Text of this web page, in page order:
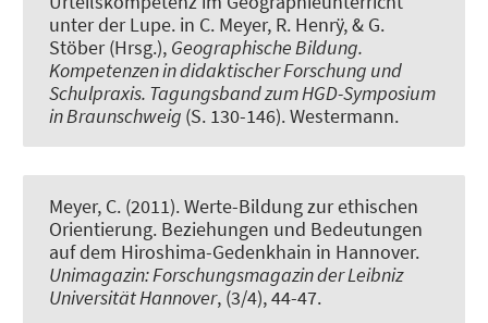
unter der Lupe. in C. Meyer, R. Henrÿ, & G.
Stöber (Hrsg.), Geographische Bildung.
Kompetenzen in didaktischer Forschung und
Schulpraxis. Tagungsband zum HGD-Symposium
in Braunschweig (S. 130-146). Westermann.
Meyer, C. (2011).Werte­-Bildung zur ethischen
Orientierung. Beziehungen und Bedeutungen
auf dem Hiroshima-Gedenkhain in Hannover.
Unimagazin: Forschungsmagazin der Leibniz
Universität Hannover, (3/4), 44-47.